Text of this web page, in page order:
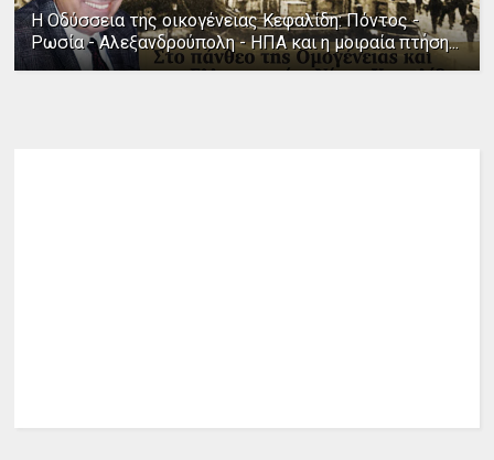
Η Οδύσσεια της οικογένειας Κεφαλίδη: Πόντος -
Ρωσία - Αλεξανδρούπολη - ΗΠΑ και η μοιραία πτήση...